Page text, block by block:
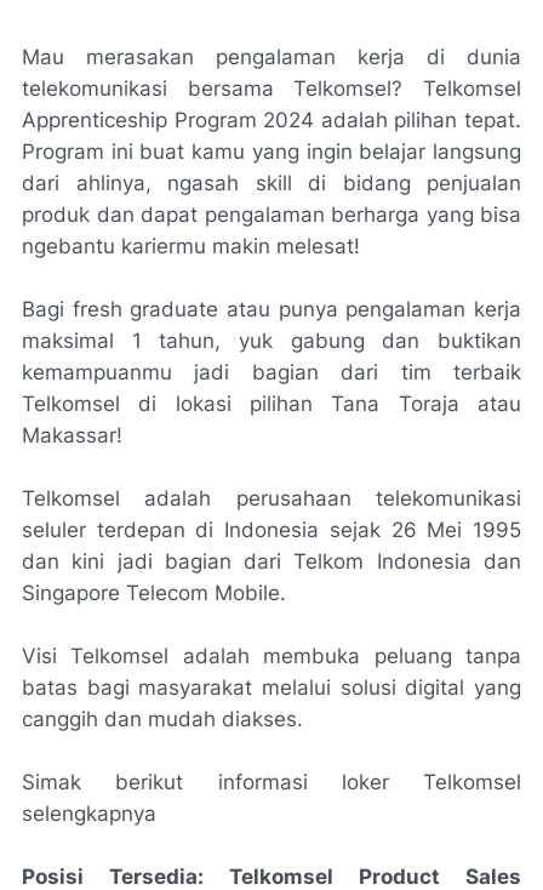
Mau merasakan pengalaman kerja di dunia
telekomunikasi bersama Telkomsel? Telkomsel
Apprenticeship Program 2024 adalah pilihan tepat.
Program ini buat kamu yang ingin belajar langsung
dari ahlinya, ngasah skill di bidang penjualan
produk dan dapat pengalaman berharga yang bisa
ngebantu kariermu makin melesat!
Bagi fresh graduate atau punya pengalaman kerja
maksimal 1 tahun, yuk gabung dan buktikan
kemampuanmu jadi bagian dari tim terbaik
Telkomsel di lokasi pilihan Tana Toraja atau
Makassar!
Telkomsel adalah perusahaan telekomunikasi
seluler terdepan di Indonesia sejak 26 Mei 1995
dan kini jadi bagian dari Telkom Indonesia dan
Singapore Telecom Mobile.
Visi Telkomsel adalah membuka peluang tanpa
batas bagi masyarakat melalui solusi digital yang
canggih dan mudah diakses.
Simak berikut informasi loker Telkomsel
selengkapnya
Posisi Tersedia: Telkomsel Product Sales